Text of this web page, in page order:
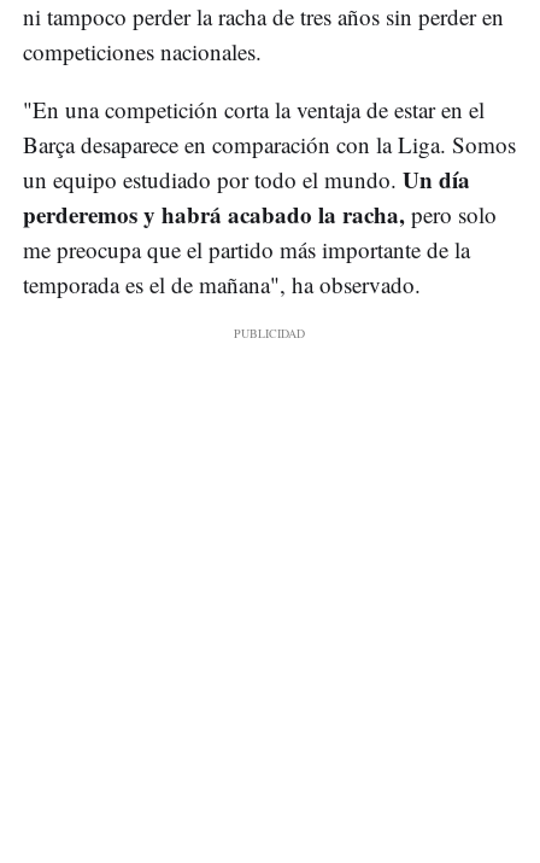
ni tampoco perder la racha de tres años sin perder en
competiciones nacionales.
"En una competición corta la ventaja de estar en el
Barça desaparece en comparación con la Liga. Somos
un equipo estudiado por todo el mundo. Un día
perderemos y habrá acabado la racha, pero solo
me preocupa que el partido más importante de la
temporada es el de mañana", ha observado.